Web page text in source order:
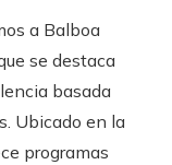
a Balboa
se destaca
basada
Ubicado en la
programas